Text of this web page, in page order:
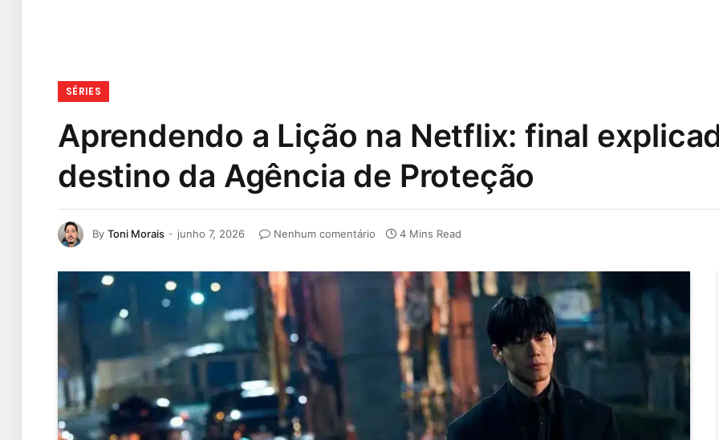
SÉRIES
Aprendendo a Lição na Netflix: final
destino da Agência de Proteção
By Toni Morais junho 7, 2026 Nenhum comentário 4 Mins Read